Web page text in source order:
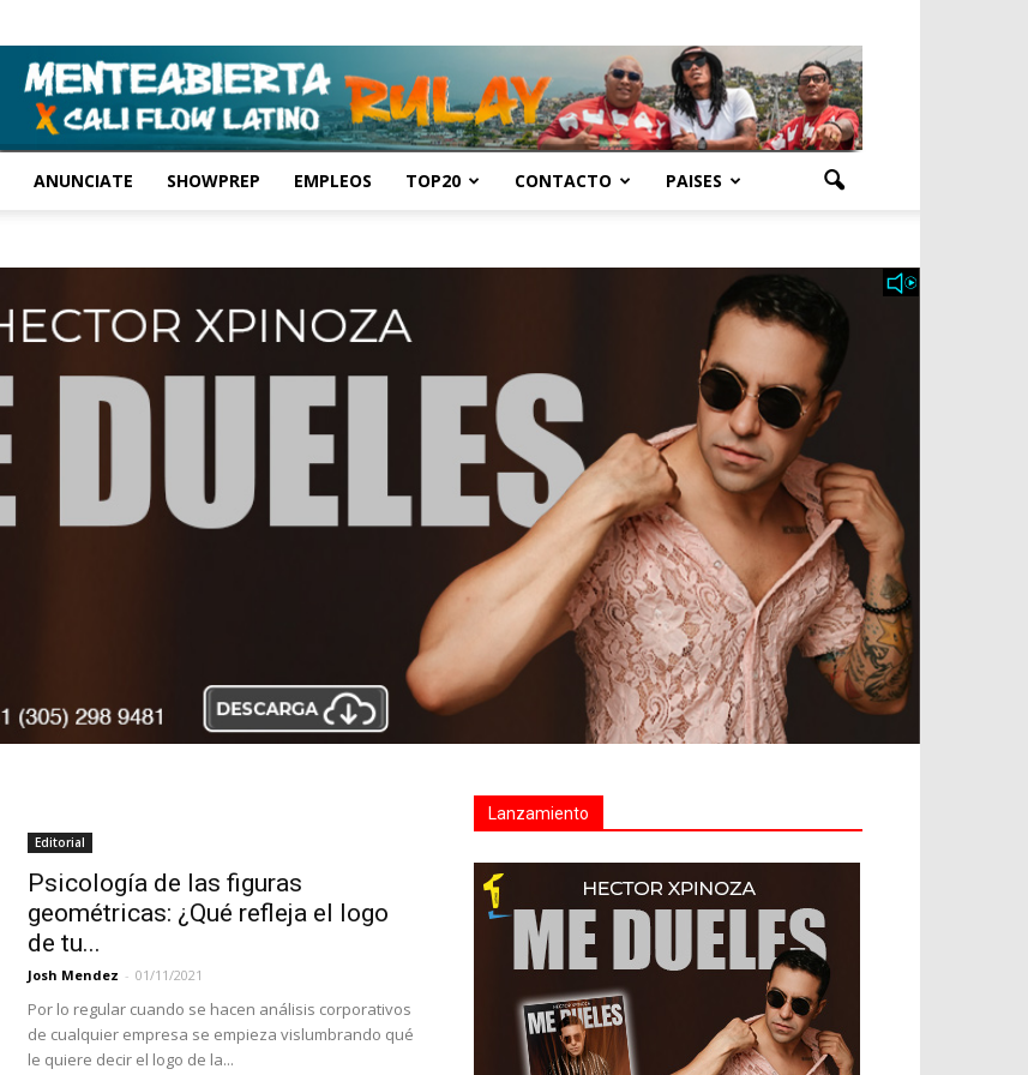
ANUNCIATE SHOWPREP EMPLEOS TOP20 CONTACTO PAISES
Editorial
Psicología de las figuras
geométricas: ¿Qué refleja el logo
de tu...
Josh Mendez - 01/11/2021
Por lo regular cuando se hacen análisis corporativos
de cualquier empresa se empieza vislumbrando qué
le quiere decir el logo de la...
Lanzamiento